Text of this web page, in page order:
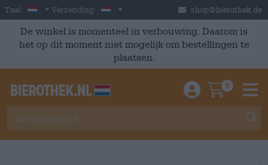
Skip to main content
Taal: Dutch
Verzending: Nederland shop@bierothek.de
De winkel is momenteel in verbouwing. Daarom is
het op dit moment niet mogelijk om bestellingen te
plaatsen.
Einloggen /
0